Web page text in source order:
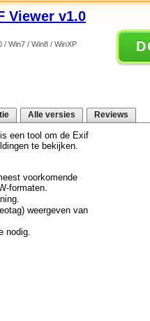
Viewer v1.0
/ Win7 / Win8 / WinXP
Alle versies Reviews
is een tool om de Exif
te bekijken.
voorkomende
formaten.
weergeven van
nodig.